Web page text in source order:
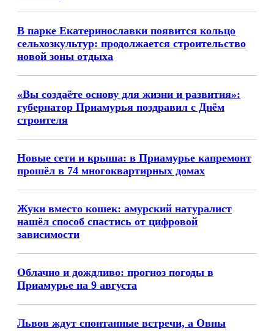
В парке Екатеринославки появится кольцо
сельхозкультур: продолжается строительство
новой зоны отдыха
«Вы создаёте основу для жизни и развития»:
губернатор Приамурья поздравил с Днём
строителя
Новые сети и крыша: в Приамурье капремонт
прошёл в 74 многоквартирных домах
Жуки вместо кошек: амурский натуралист
нашёл способ спастись от цифровой
зависимости
Облачно и дождливо: прогноз погоды в
Приамурье на 9 августа
Львов ждут спонтанные встречи, а Овны